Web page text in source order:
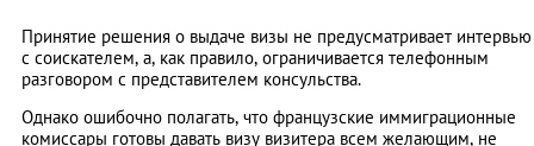
Принятие решения о выдаче визы не предусматривает интервью
с соискателем, а, как правило, ограничивается телефонным
разговором с представителем консульства.
Однако ошибочно полагать, что французские иммиграционные
комиссары готовы давать визу визитера всем желающим, не